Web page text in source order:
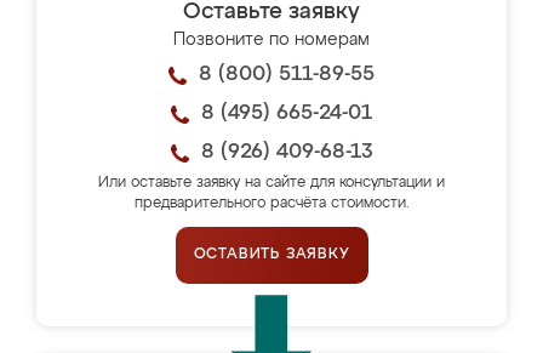
Оставьте заявку
Позвоните по номерам
8 (800) 511-89-55
8 (495) 665-24-01
8 (926) 409-68-13
Или оставьте заявку на сайте для консультации и
предварительного расчёта стоимости.
ОСТАВИТЬ ЗАЯВКУ